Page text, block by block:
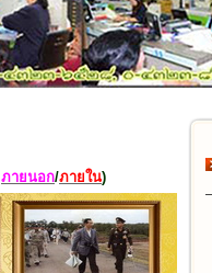
ภายนอก/ภายใน)